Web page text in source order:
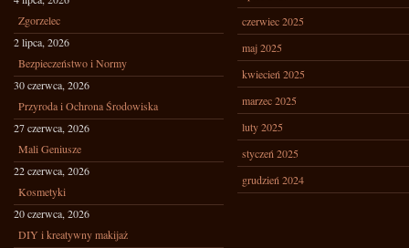
Zgorzelec
2 lipca, 2026
Bezpieczeństwo i Normy
30 czerwca, 2026
Przyroda i Ochrona Środowiska
27 czerwca, 2026
Mali Geniusze
22 czerwca, 2026
Kosmetyki
20 czerwca, 2026
DIY i kreatywny makijaż
czerwiec 2025
maj 2025
kwiecień 2025
marzec 2025
luty 2025
styczeń 2025
grudzień 2024